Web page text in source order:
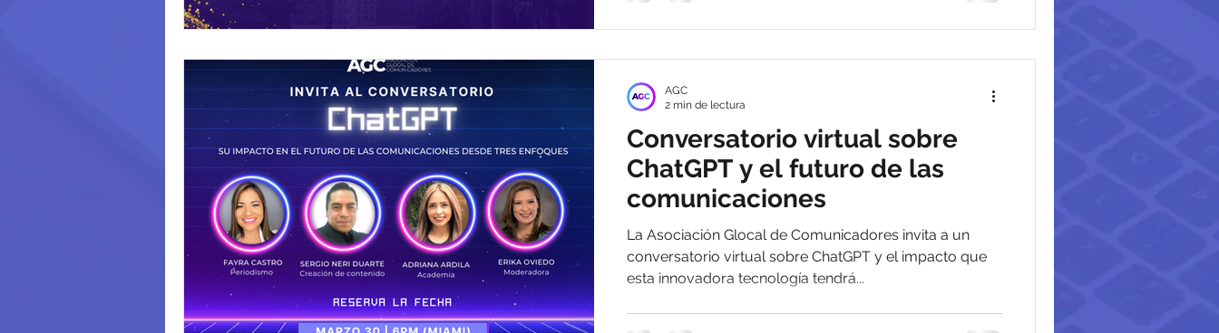
Conversatorio virtual sobre
ChatGPT y el futuro de las
comunicaciones
La Asociación Glocal de Comunicadores invita a un
conversatorio virtual sobre ChatGPT y el impacto que
esta innovadora tecnología tendrá...
AGC
2 min de lectura